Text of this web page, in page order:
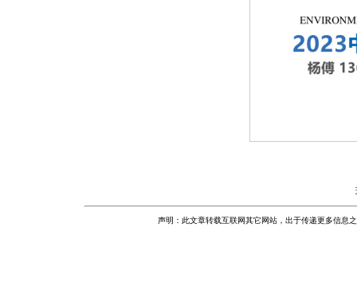
声明：此文章转载互联网其它网站，出于传递更多信息